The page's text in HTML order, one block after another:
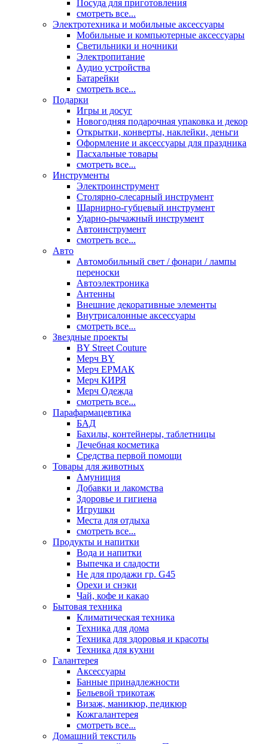
Посуда для приготовления
смотреть все...
Электротехника и мобильные аксессуары
Мобильные и компьютерные аксессуары
Светильники и ночники
Электропитание
Аудио устройства
Батарейки
смотреть все...
Подарки
Игры и досуг
Новогодняя подарочная упаковка и декор
Открытки, конверты, наклейки, деньги
Оформление и аксессуары для праздника
Пасхальные товары
смотреть все...
Инструменты
Электроинструмент
Столярно-слесарный инструмент
Шарнирно-губцевый инструмент
Ударно-рычажный инструмент
Автоинструмент
смотреть все...
Авто
Автомобильный свет / фонари / лампы
переноски
Автоэлектроника
Антенны
Внешние декоративные элементы
Внутрисалонные аксессуары
смотреть все...
Звездные проекты
BY Street Couture
Мерч BY
Мерч ЕРМАК
Мерч КИРЯ
Мерч Одежда
смотреть все...
Парафармацевтика
БАД
Бахилы, контейнеры, таблетницы
Лечебная косметика
Средства первой помощи
Товары для животных
Амуниция
Добавки и лакомства
Здоровье и гигиена
Игрушки
Места для отдыха
смотреть все...
Продукты и напитки
Вода и напитки
Выпечка и сладости
Не для продажи гр. G45
Орехи и снэки
Чай, кофе и какао
Бытовая техника
Климатическая техника
Техника для дома
Техника для здоровья и красоты
Техника для кухни
Галантерея
Аксессуары
Банные принадлежности
Бельевой трикотаж
Визаж, маникюр, педикюр
Кожгалантерея
смотреть все...
Домашний текстиль